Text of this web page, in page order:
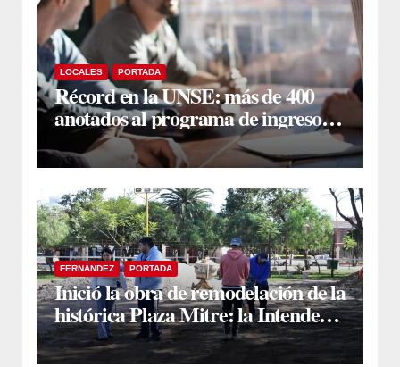
LOCALES PORTADA
Récord en la UNSE: más de 400
anotados al programa de ingreso
sin secundario
FERNÁNDEZ PORTADA
Inició la obra de remodelación de la
histórica Plaza Mitre: la Intendente
Yanina Iturre supervisó los
primeros trabajos